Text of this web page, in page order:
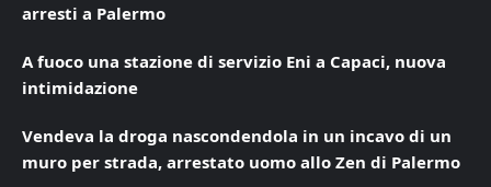
arresti a Palermo
A fuoco una stazione di servizio Eni a Capaci, nuova
intimidazione
Vendeva la droga nascondendola in un incavo di un
muro per strada, arrestato uomo allo Zen di Palermo